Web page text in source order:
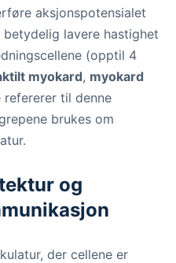
aksjonspotensialet
lavere hastighet
(opptil 4
myokard, myokard
til denne
brukes om
og
der cellene er